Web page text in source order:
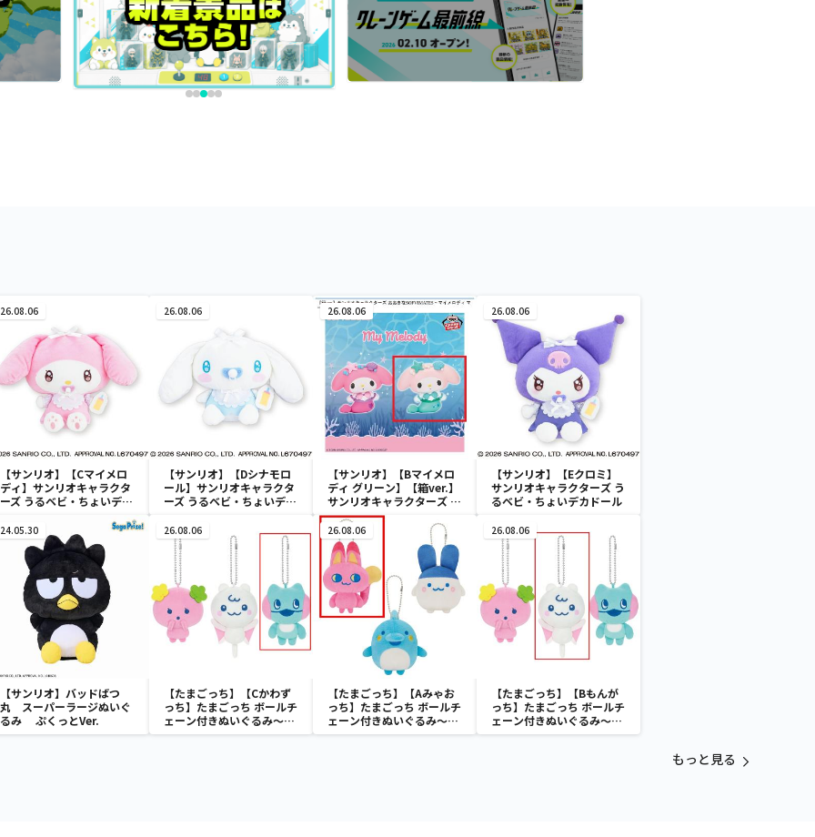
26.08.06
【サンリオ】【Cマイメロ
ディ】サンリオキャラクタ
ーズ うるベビ・ちょいデカ
26.08.06
【サンリオ】【Dシナモロ
ール】サンリオキャラクタ
ーズ うるベビ・ちょいデカ
26.08.06
【サンリオ】【Bマイメロ
ディ グリーン】【箱ver.】
サンリオキャラクターズ お
おきなSOFVIMATES～マ
イメロディ マーメイドver.
～
26.08.06
【サンリオ】【Eクロミ】
サンリオキャラクターズ う
るベビ・ちょいデカドール
24.05.30
【サンリオ】バッドばつ
丸 スーパーラージぬいぐ
るみ ぷくっとVer.
26.08.06
【たまごっち】【Cかわず
っち】たまごっち ボールチ
ェーン付きぬいぐるみ～
Tamagotchi Paradise～
26.08.06
【たまごっち】【Aみゃお
っち】たまごっち ボールチ
ェーン付きぬいぐるみ～
Tamagotchi Paradise～
26.08.06
【たまごっち】【Bもんが
っち】たまごっち ボールチ
ェーン付きぬいぐるみ～
Tamagotchi Paradise～
もっと見る